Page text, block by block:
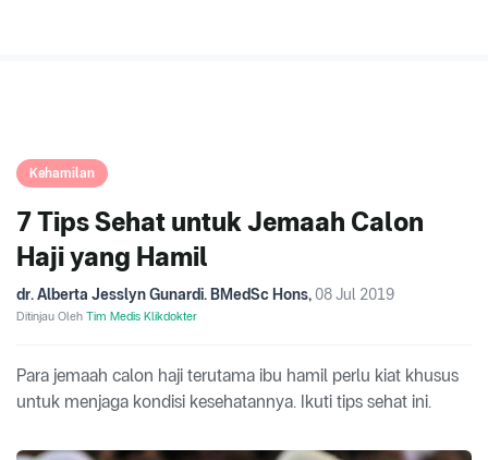
Kehamilan
7 Tips Sehat untuk Jemaah Calon
Haji yang Hamil
dr. Alberta Jesslyn Gunardi. BMedSc Hons, 08 Jul 2019
Ditinjau Oleh Tim Medis Klikdokter
Para jemaah calon haji terutama ibu hamil perlu kiat khusus
untuk menjaga kondisi kesehatannya. Ikuti tips sehat ini.